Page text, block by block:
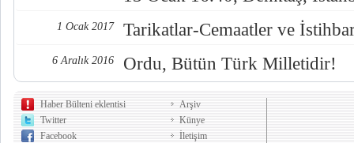
1 Ocak 2017 Tarikatlar-Cemaatler ve
6 Aralık 2016 Ordu, Bütün Türk Milletidir!
Haber Bülteni eklentisi
Twitter
Facebook
Arşiv
Künye
İletişim